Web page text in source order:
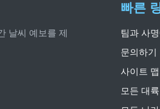
날씨 예보를 제
빠른
팀과 사
문의하기
사이트 맵
모든 대륙